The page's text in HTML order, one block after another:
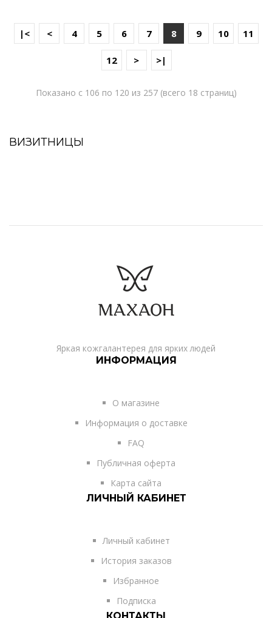
|< < 4 5 6 7 8 9 10 11
12 > >|
Показано с 106 по 120 из 257 (всего 18 страниц)
ВИЗИТНИЦЫ
Яркая кожгалантерея для ярких людей
ИНФОРМАЦИЯ
О магазине
Информация о доставке
FAQ
Публичная оферта
Карта сайта
ЛИЧНЫЙ КАБИНЕТ
Личный кабинет
История заказов
Избранное
Подписка